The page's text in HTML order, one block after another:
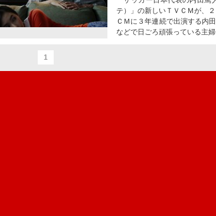
テ）」の新しいＴＶＣＭが、
ＣＭに３年連続で出演する内
などで日ごろ頑張っている主婦
1